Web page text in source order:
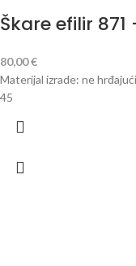
Škare efilir 871
80,00€
Materijal izrade: ne
45